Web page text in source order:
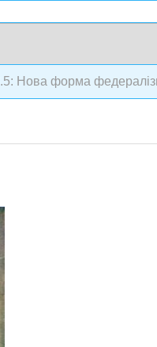
Нова форма